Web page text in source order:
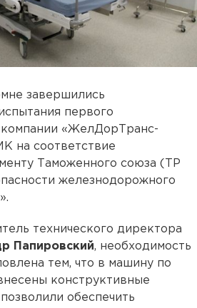
завершились
первого
компании «ЖелДорТранс-
на соответствие
Таможенного союза (ТР
железнодорожного
технического директора
Папировский, необходимость
тем, что в машину по
конструктивные
обеспечить